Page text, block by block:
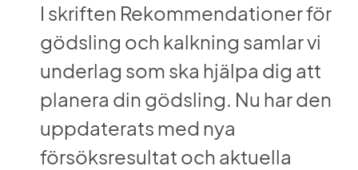
I skriften Rekommendationer för
gödsling och kalkning samlar vi
underlag som ska hjälpa dig att
planera din gödsling. Nu har den
uppdaterats med nya
försöksresultat och aktuella